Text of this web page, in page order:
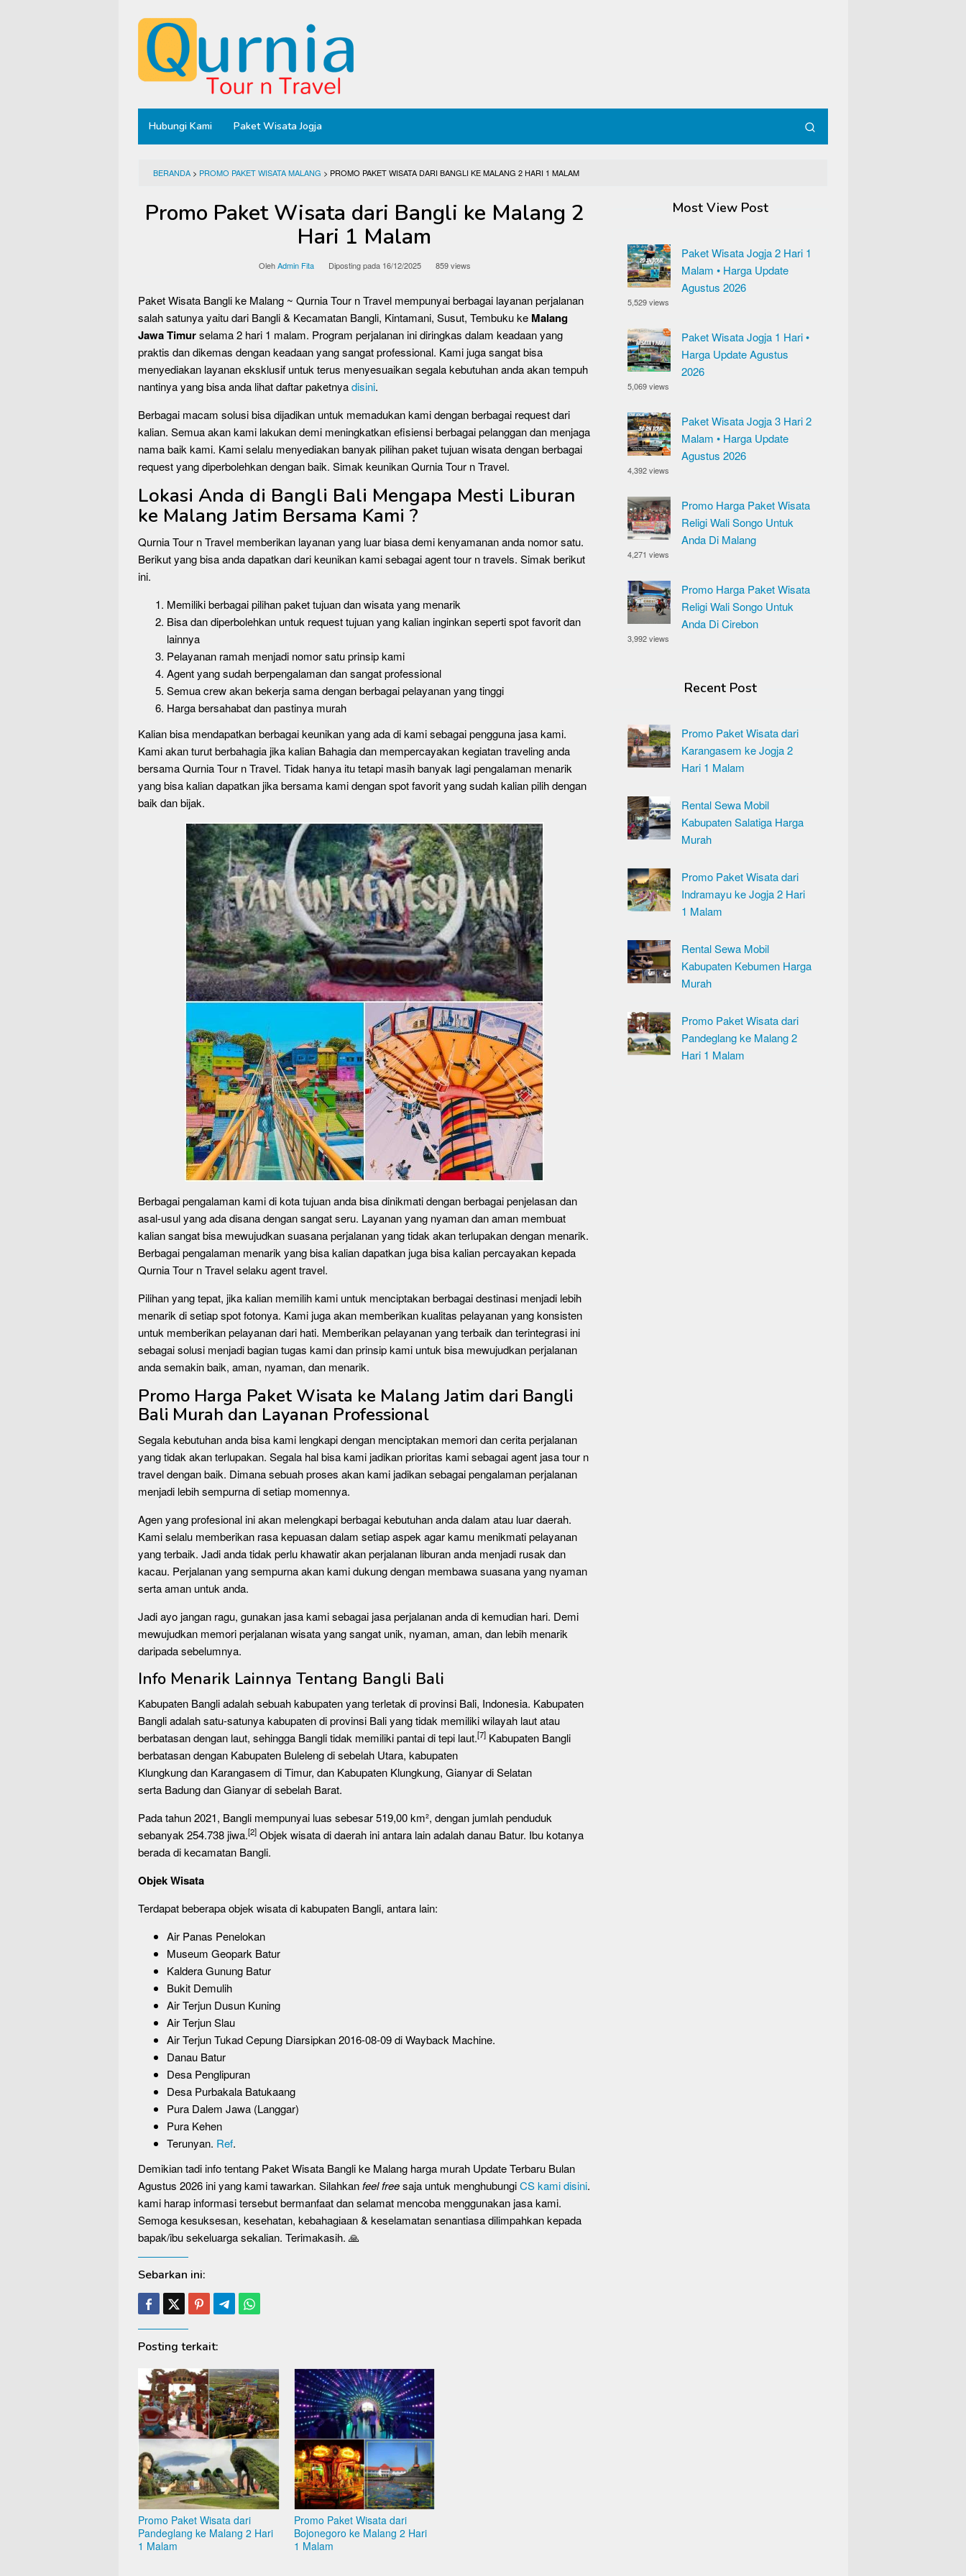
konten
Hubungi Kami Paket Wisata Jogja
BERANDA > PROMO PAKET WISATA MALANG > PROMO PAKET WISATA DARI BANGLI KE MALANG 2 HARI 1 MALAM
Promo Paket Wisata dari Bangli ke Malang 2
Hari 1 Malam
OlehAdmin Fita Diposting pada 16/12/2025 859 views
Paket Wisata Bangli ke Malang ~ Qurnia Tour n Travel mempunyai berbagai layanan perjalanan
salah satunya yaitu dari Bangli & Kecamatan Bangli, Kintamani, Susut, Tembuku ke Malang
Jawa Timurselama 2 hari 1 malam. Program perjalanan ini diringkas dalam keadaan yang
praktis dan dikemas dengan keadaan yang sangat professional. Kami juga sangat bisa
menyediakan layanan eksklusif untuk terus menyesuaikan segala kebutuhan anda akan tempuh
nantinya yang bisa anda lihat daftar paketnyadisini.
Berbagai macam solusi bisa dijadikan untuk memadukan kami dengan berbagai request dari
kalian. Semua akan kami lakukan demi meningkatkan efisiensi berbagai pelanggan dan menjaga
nama baik kami. Kami selalu menyediakan banyak pilihan paket tujuan wisata dengan berbagai
request yang diperbolehkan dengan baik. Simak keunikan Qurnia Tour n Travel.
Lokasi Anda di Bangli Bali Mengapa Mesti Liburan
ke Malang Jatim Bersama Kami ?
Qurnia Tour n Travel memberikan layanan yang luar biasa demi kenyamanan anda nomor satu.
Berikut yang bisa anda dapatkan dari keunikan kami sebagai agent tour n travels. Simak berikut
ini.
Memiliki berbagai pilihan paket tujuan dan wisata yang menarik
Bisa dan diperbolehkan untuk request tujuan yang kalian inginkan seperti spot favorit dan
lainnya
Pelayanan ramah menjadi nomor satu prinsip kami
Agent yang sudah berpengalaman dan sangat professional
Semua crew akan bekerja sama dengan berbagai pelayanan yang tinggi
Harga bersahabat dan pastinya murah
Kalian bisa mendapatkan berbagai keunikan yang ada di kami sebagai pengguna jasa kami.
Kami akan turut berbahagia jika kalian Bahagia dan mempercayakan kegiatan traveling anda
bersama Qurnia Tour n Travel. Tidak hanya itu tetapi masih banyak lagi pengalaman menarik
yang bisa kalian dapatkan jika bersama kami dengan spot favorit yang sudah kalian pilih dengan
baik dan bijak.
Berbagai pengalaman kami di kota tujuan anda bisa dinikmati dengan berbagai penjelasan dan
asal-usul yang ada disana dengan sangat seru. Layanan yang nyaman dan aman membuat
kalian sangat bisa mewujudkan suasana perjalanan yang tidak akan terlupakan dengan menarik.
Berbagai pengalaman menarik yang bisa kalian dapatkan juga bisa kalian percayakan kepada
Qurnia Tour n Travel selaku agent travel.
Pilihan yang tepat, jika kalian memilih kami untuk menciptakan berbagai destinasi menjadi lebih
menarik di setiap spot fotonya. Kami juga akan memberikan kualitas pelayanan yang konsisten
untuk memberikan pelayanan dari hati. Memberikan pelayanan yang terbaik dan terintegrasi ini
sebagai solusi menjadi bagian tugas kami dan prinsip kami untuk bisa mewujudkan perjalanan
anda semakin baik, aman, nyaman, dan menarik.
Promo Harga Paket Wisata ke Malang Jatim dari Bangli
Bali Murah dan Layanan Professional
Segala kebutuhan anda bisa kami lengkapi dengan menciptakan memori dan cerita perjalanan
yang tidak akan terlupakan. Segala hal bisa kami jadikan prioritas kami sebagai agent jasa tour n
travel dengan baik. Dimana sebuah proses akan kami jadikan sebagai pengalaman perjalanan
menjadi lebih sempurna di setiap momennya.
Agen yang profesional ini akan melengkapi berbagai kebutuhan anda dalam atau luar daerah.
Kami selalu memberikan rasa kepuasan dalam setiap aspek agar kamu menikmati pelayanan
yang terbaik. Jadi anda tidak perlu khawatir akan perjalanan liburan anda menjadi rusak dan
kacau. Perjalanan yang sempurna akan kami dukung dengan membawa suasana yang nyaman
serta aman untuk anda.
Jadi ayo jangan ragu, gunakan jasa kami sebagai jasa perjalanan anda di kemudian hari. Demi
mewujudkan memori perjalanan wisata yang sangat unik, nyaman, aman, dan lebih menarik
daripada sebelumnya.
Info Menarik Lainnya Tentang Bangli Bali
Kabupaten Bangli adalah sebuah kabupaten yang terletak di provinsi Bali, Indonesia. Kabupaten
Bangli adalah satu-satunya kabupaten di provinsi Bali yang tidak memiliki wilayah laut atau
berbatasan dengan laut, sehingga Bangli tidak memiliki pantai di tepi laut.[7] Kabupaten Bangli
berbatasan dengan Kabupaten Buleleng di sebelah Utara, kabupaten
Klungkung dan Karangasem di Timur, dan Kabupaten Klungkung, Gianyar di Selatan
serta Badung dan Gianyar di sebelah Barat.
Pada tahun 2021, Bangli mempunyai luas sebesar 519,00 km², dengan jumlah penduduk
sebanyak 254.738 jiwa.[2] Objek wisata di daerah ini antara lain adalah danau Batur. Ibu kotanya
berada di kecamatan Bangli.
Objek Wisata
Terdapat beberapa objek wisata di kabupaten Bangli, antara lain:
Air Panas Penelokan
Museum Geopark Batur
Kaldera Gunung Batur
Bukit Demulih
Air Terjun Dusun Kuning
Air Terjun Slau
Air Terjun Tukad Cepung Diarsipkan 2016-08-09 di Wayback Machine.
Danau Batur
Desa Penglipuran
Desa Purbakala Batukaang
Pura Dalem Jawa (Langgar)
Pura Kehen
Terunyan. Ref.
Demikian tadi info tentang Paket Wisata Bangli ke Malang harga murah Update Terbaru Bulan
Agustus 2026 ini yang kami tawarkan. Silahkanfeel freesaja untuk menghubungiCS kami disini.
kami harap informasi tersebut bermanfaat dan selamat mencoba menggunakan jasa kami.
Semoga kesuksesan, kesehatan, kebahagiaan & keselamatan senantiasa dilimpahkan kepada
bapak/ibu sekeluarga sekalian. Terimakasih. 🙏
Sebarkan ini:
Posting terkait:
Promo Paket Wisata dari
Pandeglang ke Malang 2 Hari
1 Malam
Promo Paket Wisata dari
Bojonegoro ke Malang 2 Hari
1 Malam
Most View Post
Paket Wisata Jogja 2 Hari 1
Malam • Harga Update
Agustus 2026
5,529 views
Paket Wisata Jogja 1 Hari •
Harga Update Agustus
2026
5,069 views
Paket Wisata Jogja 3 Hari 2
Malam • Harga Update
Agustus 2026
4,392 views
Promo Harga Paket Wisata
Religi Wali Songo Untuk
Anda Di Malang
4,271 views
Promo Harga Paket Wisata
Religi Wali Songo Untuk
Anda Di Cirebon
3,992 views
Recent Post
Promo Paket Wisata dari
Karangasem ke Jogja 2
Hari 1 Malam
Rental Sewa Mobil
Kabupaten Salatiga Harga
Murah
Promo Paket Wisata dari
Indramayu ke Jogja 2 Hari
1 Malam
Rental Sewa Mobil
Kabupaten Kebumen Harga
Murah
Promo Paket Wisata dari
Pandeglang ke Malang 2
Hari 1 Malam